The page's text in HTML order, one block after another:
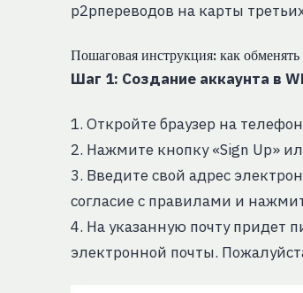
p2pпереводов на карты
Пошаговая инструкция: как
Шаг 1: Создание аккаунтa в
1. Откройте браузер на
2. Нажмите кнопку «Sign Up»
3. Введите свой адрес
согласие с правилами и
4. На указанную почту придет
электронной почты.